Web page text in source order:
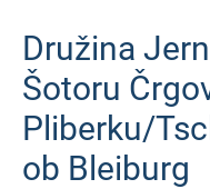
Družina
Šotoru
Pliberku/
ob Bleiburg